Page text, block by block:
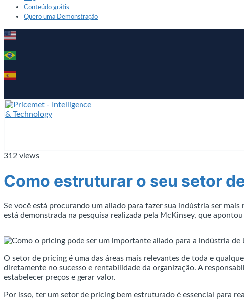
Conteúdo grátis
Quero uma Demonstração
312 views
Como estruturar o seu setor
Se você está procurando um aliado para fazer sua indústria ser
está demonstrada na pesquisa realizada pela McKinsey, que
O setor de pricing é uma das áreas mais relevantes de toda e
diretamente no sucesso e rentabilidade da organização. A
estabelecer preços e gerar valor.
Por isso, ter um setor de pricing bem estruturado é essencial para